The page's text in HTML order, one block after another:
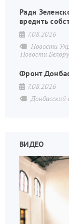
Ради
вредить
7.08.2026
Новости
Новости
Фронт
7.08.2026
ВИДЕО